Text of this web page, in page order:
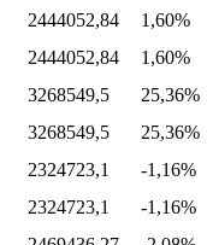
2444052,84
1,60%
2444052,84
1,60%
3268549,5
25,36%
3268549,5
25,36%
2324723,1
-1,16%
2324723,1
-1,16%